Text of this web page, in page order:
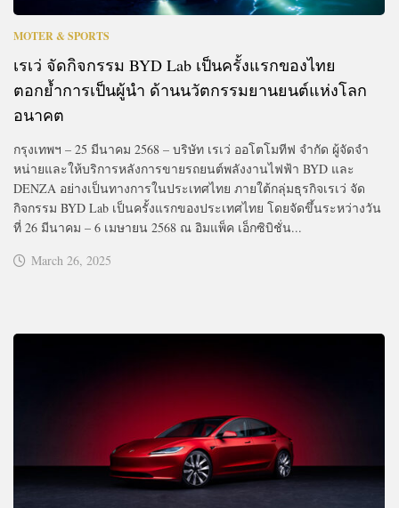
MOTER & SPORTS
เรเว่ จัดกิจกรรม BYD Lab เป็นครั้งแรกของไทย
ตอกย้ำการเป็นผู้นำ ด้านนวัตกรรมยานยนต์แห่งโลก
อนาคต
กรุงเทพฯ – 25 มีนาคม 2568 – บริษัท เรเว่ ออโตโมทีฟ จำกัด ผู้จัดจํา
หน่ายและให้บริการหลังการขายรถยนต์พลังงานไฟฟ้า BYD และ
DENZA อย่างเป็นทางการในประเทศไทย ภายใต้กลุ่มธุรกิจเรเว่ จัด
กิจกรรม BYD Lab เป็นครั้งแรกของประเทศไทย โดยจัดขึ้นระหว่างวัน
ที่ 26 มีนาคม – 6 เมษายน 2568 ณ อิมแพ็ค เอ็กซิบิชั่น...
March 26, 2025